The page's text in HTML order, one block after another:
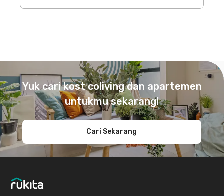
Yuk cari kost coliving dan apartemen
untukmu sekarang!
Cari Sekarang